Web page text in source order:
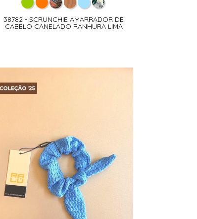
38782 - SCRUNCHIE AMARRADOR DE
CABELO CANELADO RANHURA LIMA